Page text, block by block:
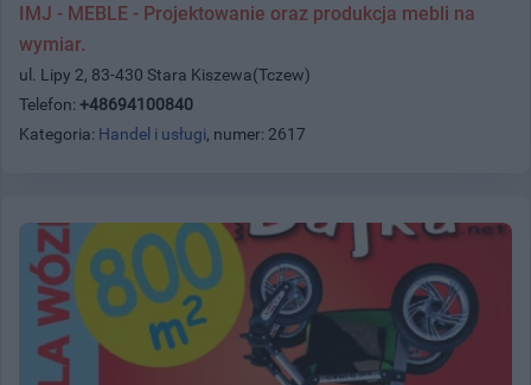
IMJ - MEBLE - Projektowanie oraz produkcja mebli na
wymiar.
ul. Lipy 2, 83-430 Stara Kiszewa(Tczew)
Telefon: +48694100840
Kategoria: Handel i usługi, numer: 2617